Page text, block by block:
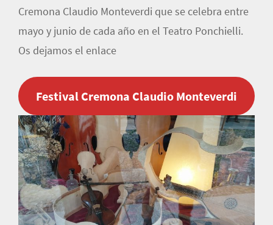
Cremona Claudio Monteverdi que se celebra entre
mayo y junio de cada año en el Teatro Ponchielli.
Os dejamos el enlace
Festival Cremona Claudio Monteverdi